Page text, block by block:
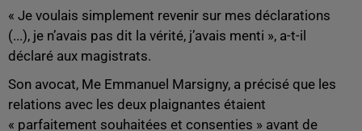
« Je voulais simplement revenir sur mes déclarations
(...), je n’avais pas dit la vérité, j’avais menti », a-t-il
déclaré aux magistrats.
Son avocat, Me Emmanuel Marsigny, a précisé que les
relations avec les deux plaignantes étaient
« parfaitement souhaitées et consenties » avant de